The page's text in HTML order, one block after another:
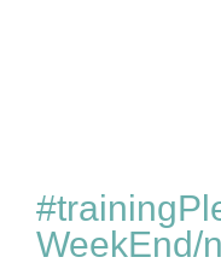
WeekEnd/